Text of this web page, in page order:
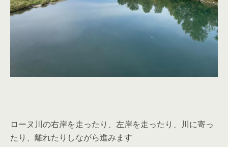
ローヌ川の右岸を走ったり、左岸を走ったり、川に寄っ
たり、離れたりしながら進みます